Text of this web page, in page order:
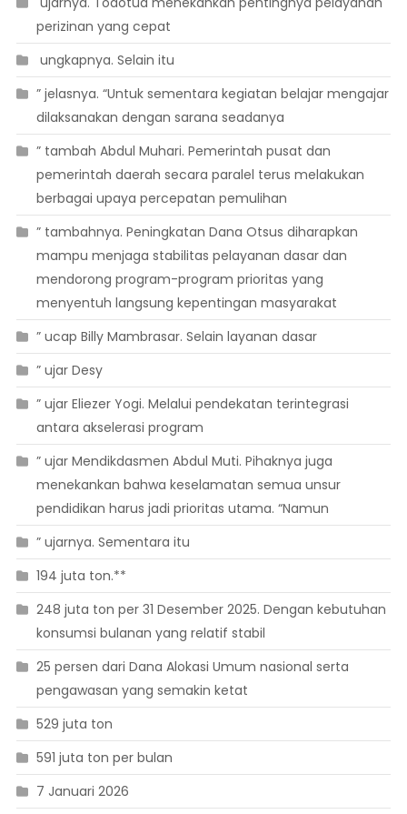
perizinan yang cepat
 ungkapnya. Selain itu
” jelasnya. “Untuk sementara kegiatan belajar mengajar
dilaksanakan dengan sarana seadanya
” tambah Abdul Muhari. Pemerintah pusat dan
pemerintah daerah secara paralel terus melakukan
berbagai upaya percepatan pemulihan
” tambahnya. Peningkatan Dana Otsus diharapkan
mampu menjaga stabilitas pelayanan dasar dan
mendorong program-program prioritas yang
menyentuh langsung kepentingan masyarakat
” ucap Billy Mambrasar. Selain layanan dasar
” ujar Desy
” ujar Eliezer Yogi. Melalui pendekatan terintegrasi
antara akselerasi program
” ujar Mendikdasmen Abdul Muti. Pihaknya juga
menekankan bahwa keselamatan semua unsur
pendidikan harus jadi prioritas utama. “Namun
” ujarnya. Sementara itu
194 juta ton.**
248 juta ton per 31 Desember 2025. Dengan kebutuhan
konsumsi bulanan yang relatif stabil
25 persen dari Dana Alokasi Umum nasional serta
pengawasan yang semakin ketat
529 juta ton
591 juta ton per bulan
7 Januari 2026